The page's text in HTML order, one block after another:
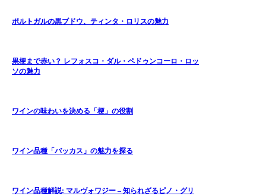
ポルトガルの黒ブドウ、ティンタ・ロリスの魅力
果梗まで赤い？ レフォスコ・ダル・ペドゥンコーロ・ロッ
ソの魅力
ワインの味わいを決める「梗」の役割
ワイン品種「バッカス」の魅力を探る
ワイン品種解説: マルヴォワジー – 知られざるピノ・グリ